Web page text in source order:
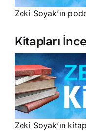
Zeki Soyak’ın
Kitapları
Zeki Soyak’ın